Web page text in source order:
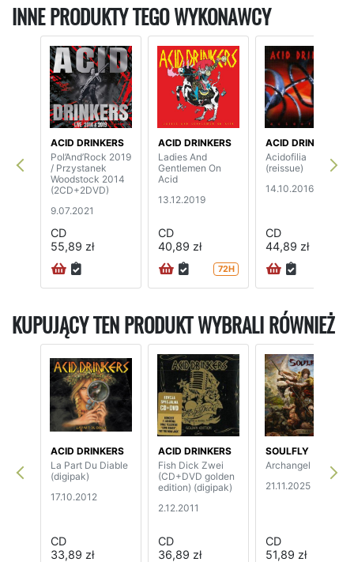
INNE PRODUKTY TEGO WYKONAWCY
ACID DRINKERS
Pol’And’Rock 2019
/ Przystanek
Woodstock 2014
(2CD+2DVD)
9.07.2021
CD
55,89 zł
ACID DRINKERS
Ladies And
Gentlemen On
Acid
13.12.2019
CD
40,89 zł
72H
ACID DRINKERS
Acidofilia
(reissue)
14.10.2016
CD
44,89 zł
KUPUJĄCY TEN PRODUKT WYBRALI RÓWNIEŻ
ACID DRINKERS
La Part Du Diable
(digipak)
17.10.2012
CD
33,89 zł
ACID DRINKERS
Fish Dick Zwei
(CD+DVD golden
edition) (digipak)
2.12.2011
CD
36,89 zł
SOULFLY
Archangel
21.11.2025
CD
51,89 zł